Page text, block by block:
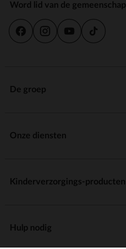
Word lid van de gemeenschap
De groep
Onze diensten
Kinderverzorgings-producten
Hulp nodig